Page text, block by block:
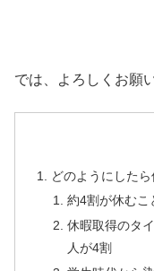
では、よろしくお願
どのようにした
約4割が休むこ
休暇取得のタ
人が4割